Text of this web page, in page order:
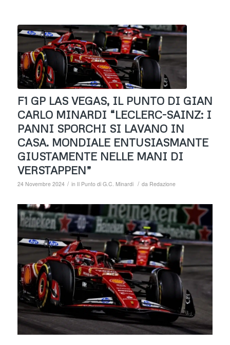
F1 GP LAS VEGAS, IL PUNTO DI GIAN
CARLO MINARDI “LECLERC-SAINZ: I
PANNI SPORCHI SI LAVANO IN
CASA. MONDIALE ENTUSIASMANTE
GIUSTAMENTE NELLE MANI DI
VERSTAPPEN”
24 Novembre 2024 / in Il Punto di G.C. Minardi / da Redazione